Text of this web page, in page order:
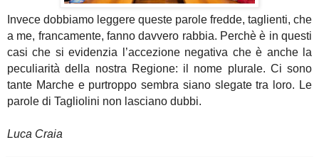
Invece dobbiamo leggere queste parole fredde, taglienti, che
a me, francamente, fanno davvero rabbia. Perchè è in questi
casi che si evidenzia l’accezione negativa che è anche la
peculiarità della nostra Regione: il nome plurale. Ci sono
tante Marche e purtroppo sembra siano slegate tra loro. Le
parole di Tagliolini non lasciano dubbi.
Luca Craia